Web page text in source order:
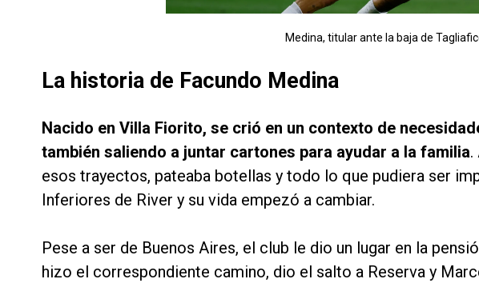
Medina, titular ante la baja de
La historia de Facundo Medina
Nacido en Villa Fiorito, se crió en un contexto de
también saliendo a juntar cartones para ayudar a la familia.
esos trayectos, pateaba botellas y todo lo que pudiera ser
Inferiores de River y su vida empezó a cambiar.
Pese a ser de Buenos Aires, el club le dio un lugar en la
hizo el correspondiente camino, dio el salto a Reserva y